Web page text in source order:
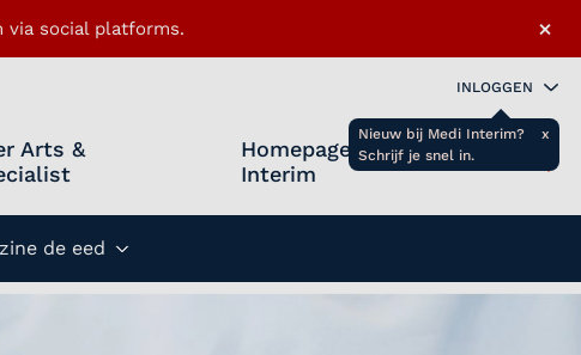
×
via social platforms.
INLOGGEN
Nieuw bij Medi Interim?
Schrijf je snel in.
x
Arts &
Homepage Medi
Interim
Zoeken
de eed